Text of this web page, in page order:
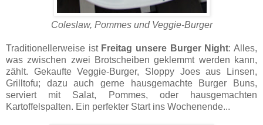
Coleslaw, Pommes und Veggie-Burger
Traditionellerweise ist Freitag unsere Burger Night: Alles,
was zwischen zwei Brotscheiben geklemmt werden kann,
zählt. Gekaufte Veggie-Burger, Sloppy Joes aus Linsen,
Grilltofu; dazu auch gerne hausgemachte Burger Buns,
serviert mit Salat, Pommes, oder hausgemachten
Kartoffelspalten. Ein perfekter Start ins Wochenende...